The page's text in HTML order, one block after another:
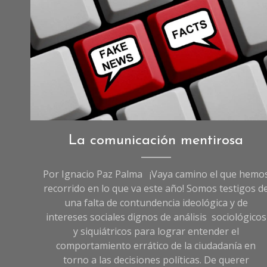
Opinión
La comunicación mentirosa
Por Ignacio Paz Palma ¡Vaya camino el que
recorrido en lo que va este año! Somos testigos
una falta de contundencia ideológica y de
intereses sociales dignos de análisis sociológicos
y siquiátricos para lograr entender el
comportamiento errático de la ciudadanía en
torno a las decisiones políticas. De querer